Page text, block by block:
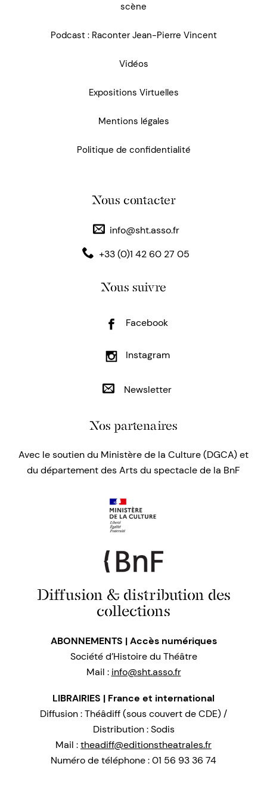
scène
Podcast : Raconter Jean-Pierre Vincent
Vidéos
Expositions Virtuelles
Mentions légales
Politique de confidentialité
Nous contacter
info@sht.asso.fr
+33 (0)1 42 60 27 05
Nous suivre
Facebook
Instagram
Newsletter
Nos partenaires
Avec le soutien du Ministère de la Culture (DGCA) et
du département des Arts du spectacle de la BnF
Diffusion & distribution des
collections
ABONNEMENTS | Accès numériques
Société d’Histoire du Théâtre
Mail : info@sht.asso.fr
LIBRAIRIES | France et international
Diffusion : Théâdiff (sous couvert de CDE) /
Distribution : Sodis
Mail :theadiff@editionstheatrales.fr
Numéro de téléphone : 01 56 93 36 74